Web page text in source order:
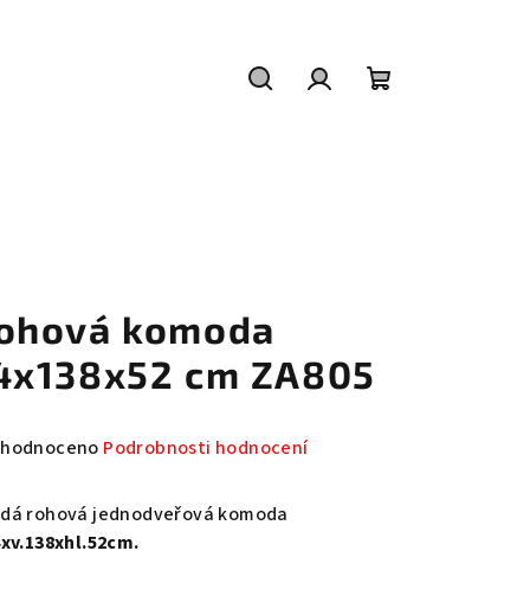
komoda
cm ZA805
Podrobnosti hodnocení
rohová jednodveřová komoda